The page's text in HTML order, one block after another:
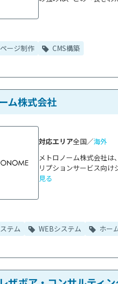
ージ制作 CMS構築
ム株式会社
メトロノーム株式会社は
リプションサービス向
見る
対応エリア全国／海外
テム WEBシステム ホー